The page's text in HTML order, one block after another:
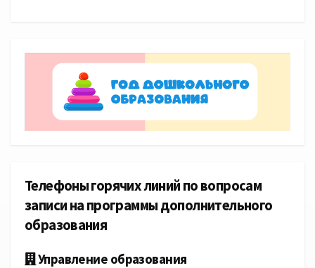
Телефоны горячих линий по вопросам
записи на программы дополнительного
образования
Управление образования